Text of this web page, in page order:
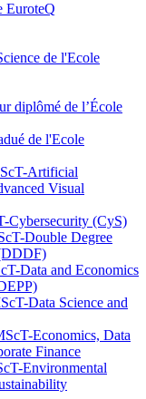
EuroteQ
de l'Ecole
diplômé de l’École
de l'Ecole
Artificial
Visual
Cybersecurity (CyS)
Double Degree
Data and Economics
Data Science and
Economics, Data
Finance
Environmental